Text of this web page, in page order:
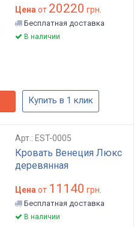
Цена от 20220 грн.
Бесплатная доставка
В наличии
Купить в 1 клик
Арт.: EST-0005
Кровать Венеция Люкс
деревянная
Цена от 11140 грн.
Бесплатная доставка
В наличии